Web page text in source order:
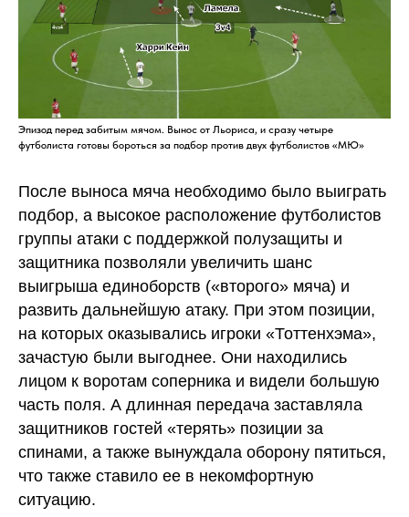
Эпизод перед забитым мячом. Вынос от Льориса, и сразу четыре
футболиста готовы бороться за подбор против двух футболистов «МЮ»
После выноса мяча необходимо было выиграть
подбор, а высокое расположение футболистов
группы атаки с поддержкой полузащиты и
защитника позволяли увеличить шанс
выигрыша единоборств («второго» мяча) и
развить дальнейшую атаку. При этом позиции,
на которых оказывались игроки «Тоттенхэма»,
зачастую были выгоднее. Они находились
лицом к воротам соперника и видели большую
часть поля. А длинная передача заставляла
защитников гостей «терять» позиции за
спинами, а также вынуждала оборону пятиться,
что также ставило ее в некомфортную
ситуацию.